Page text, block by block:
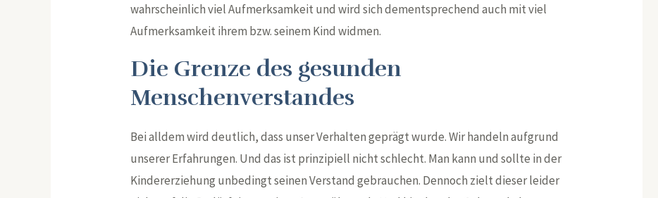
wahrscheinlich viel Aufmerksamkeit und wird sich dementsprechend auch mit viel
Aufmerksamkeit ihrem bzw. seinem Kind widmen.
Die Grenze des gesunden
Menschenverstandes
Bei alldem wird deutlich, dass unser Verhalten geprägt wurde. Wir handeln aufgrund
unserer Erfahrungen. Und das ist prinzipiell nicht schlecht. Man kann und sollte in der
Kindererziehung unbedingt seinen Verstand gebrauchen. Dennoch zielt dieser leider